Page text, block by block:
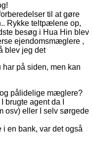
til at gøre
Rykke teltpælene op,
besøg i Hua Hin blev
ejendomsmæglere ,
blev jeg det
på siden, men kan
pålidelige mæglere?
agent da I
osv) eller I selv sørgede
i en bank, var det også